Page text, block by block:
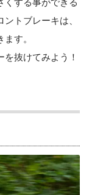
くする事ができる
トブレーキは、
す。
抜けてみよう！